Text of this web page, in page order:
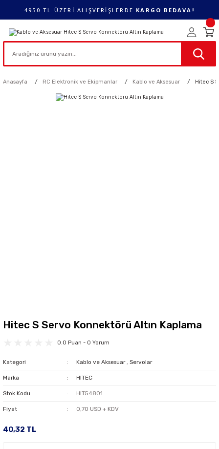
4950 TL ÜZERİ ALIŞVERİŞLERDE KARGO BEDAVA!
Anasayfa RC Elektronik ve Ekipmanlar Kablo ve Aksesuar Hitec S
Hitec S Servo Konnektörü Altın Kaplama
0.0 Puan - 0 Yorum
Kategori Kablo ve Aksesuar , Servolar
Marka HITEC
Stok Kodu HIT54801
Fiyat 0,70 USD + KDV
40,32 TL